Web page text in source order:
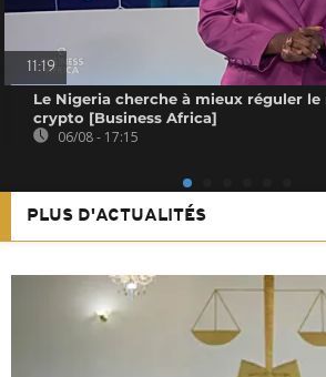
11:19
Le Nigeria cherche à mieux réguler le
crypto [Business Africa]
06/08 - 17:15
PLUS D'ACTUALITÉS